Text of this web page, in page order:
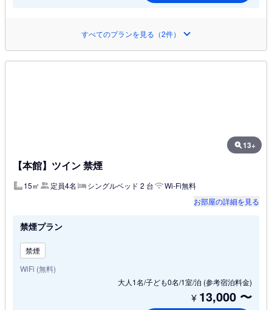
すべてのプランを見る（2件）
13+
【本館】ツイン 禁煙
15㎡ 定員4名 シングルベッド 2 台
Wi-Fi無料
お部屋の詳細を見る
禁煙プラン
禁煙
WiFi (無料)
大人1名/子ども0名/1室/泊 (参考宿泊料金)
¥ 13,000 〜